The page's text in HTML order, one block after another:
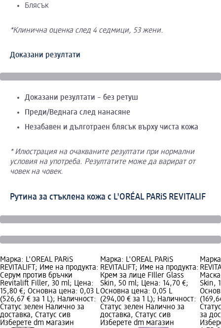
Блясък
*Клинична оценка след 4 седмици, 53 жени.
Доказани резултати
Доказани резултати – без ретуш
Преди/Веднага след нанасяне
Незабавен и дълготраен блясък върху чиста кожа
* Илюстрация на очакваните резултати при нормални
условия на употреба. Резултатите може да варират от
човек на човек.
Рутина за стъклена кожа с L'ORÉAL PARiS REVITALIF
Марка: L'ORÉAL PARiS
REVITALIFT; Име на продукта:
Серум против бръчки
Revitalift Filler, 30 ml; Цена:
15,80 €; Основна цена: 0,03 L
(526,67 € за 1 L); Наличност:
Статус зелен Налично за
доставка, Статус сив
Изберете dm магазин
Марка: L'ORÉAL PARiS
REVITALIFT; Име на продукта:
Крем за лице FIller Glass
Skin, 50 ml; Цена: 14,70 €;
Основна цена: 0,05 L
(294,00 € за 1 L); Наличност:
Статус зелен Налично за
доставка, Статус сив
Изберете dm магазин
Skin,
за